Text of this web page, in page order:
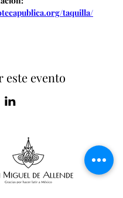
taquilla/
evento